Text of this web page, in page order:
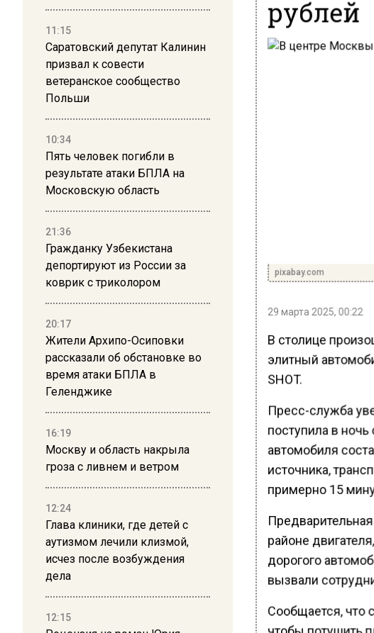
11:15
Саратовский депутат Калинин
призвал к совести
ветеранское сообщество
Польши
10:34
Пять человек погибли в
результате атаки БПЛА на
Московскую область
21:36
Гражданку Узбекистана
депортируют из России за
коврик с триколором
20:17
Жители Архипо-Осиповки
рассказали об обстановке во
время атаки БПЛА в
Геленджике
16:19
Москву и область накрыла
гроза с ливнем и ветром
12:24
Глава клиники, где детей с
аутизмом лечили клизмой,
исчез после возбуждения
дела
12:15
рублей
pixabay.com
29 марта 2025, 00:22
В столице
элитный
SHOT.
Пресс-служба
поступила в ночь
автомобиля
источника,
примерно 15
районе
дорогого
вызвали
Сообщается, что